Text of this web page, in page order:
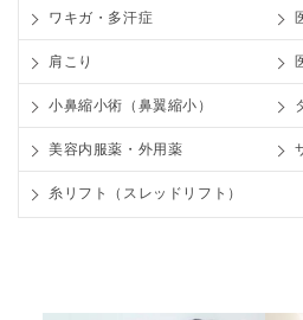
ワキガ・多汗症
肩こり
小鼻縮小術（鼻翼縮小）
美容内服薬・外用薬
糸リフト（スレッドリフト）